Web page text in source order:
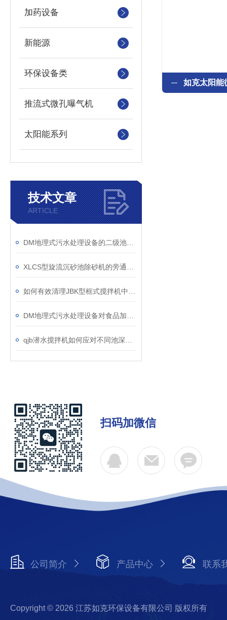
加药设备
新能源
环保设备类
推流式微孔曝气机
太阳能系列
技术文章
ARTICLE
扫码加微信
公司简介 产品中心 联系
Copyright © 2026 江苏如克环保设备有限公司 版权所有